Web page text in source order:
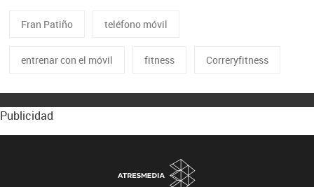
Fran Patiño teléfono móvil
entrenar con el móvil fitness Correryfitness
Publicidad